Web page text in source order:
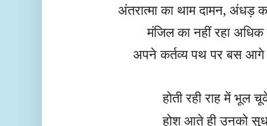
अंतरात्मा का थाम दामन, अंधड़
मंजिल का नहीं रहा अधिक
अपने कर्तव्य पथ पर बस
होती रही राह में भूल
होश आते ही उनको